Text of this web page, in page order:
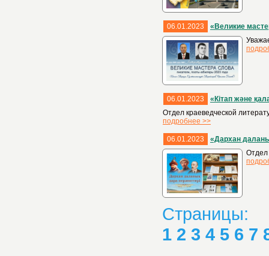
06.01.2023
«Великие
06.01.2023
«Кітап және
Отдел краеведческой
подробнее >>
06.01.2023
«Дархан
Отдел
Страницы:
1 2 3 4 5 6 7